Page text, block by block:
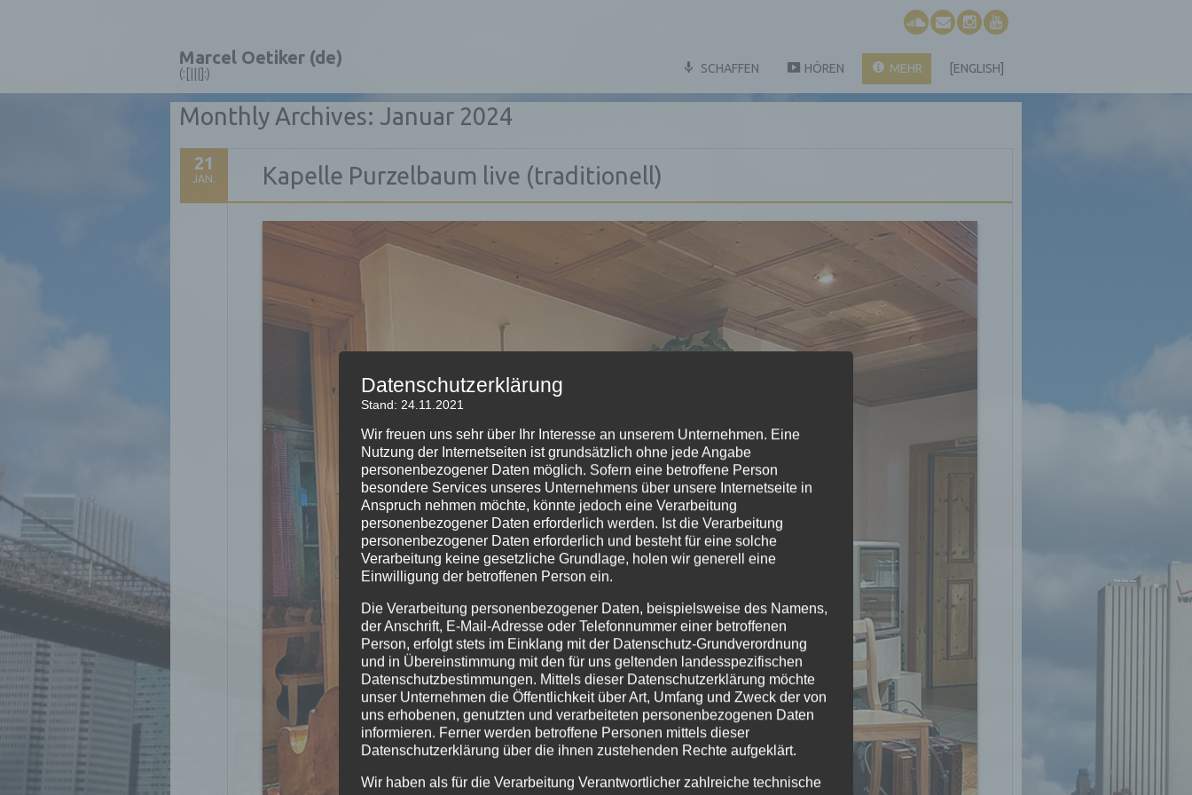
Marcel Oetiker (de)
(:[|||]:) SCHAFFEN HÖREN MEHR [ENGLISH]
Monthly Archives: Januar 2024
21
JAN. Kapelle Purzelbaum live (traditionell)
Datenschutzerklärung
Stand: 24.11.2021
Wir freuen uns sehr über Ihr Interesse an unserem Unternehmen. Eine
Nutzung der Internetseiten ist grundsätzlich ohne jede Angabe
personenbezogener Daten möglich. Sofern eine betroffene Person
besondere Services unseres Unternehmens über unsere Internetseite in
Anspruch nehmen möchte, könnte jedoch eine Verarbeitung
personenbezogener Daten erforderlich werden. Ist die Verarbeitung
personenbezogener Daten erforderlich und besteht für eine solche
Verarbeitung keine gesetzliche Grundlage, holen wir generell eine
Einwilligung der betroffenen Person ein.
Die Verarbeitung personenbezogener Daten, beispielsweise des Namens,
der Anschrift, E-Mail-Adresse oder Telefonnummer einer betroffenen
Person, erfolgt stets im Einklang mit der Datenschutz-Grundverordnung
und in Übereinstimmung mit den für uns geltenden landesspezifischen
Datenschutzbestimmungen. Mittels dieser Datenschutzerklärung möchte
unser Unternehmen die Öffentlichkeit über Art, Umfang und Zweck der von
uns erhobenen, genutzten und verarbeiteten personenbezogenen Daten
informieren. Ferner werden betroffene Personen mittels dieser
Datenschutzerklärung über die ihnen zustehenden Rechte aufgeklärt.
Wir haben als für die Verarbeitung Verantwortlicher zahlreiche technische